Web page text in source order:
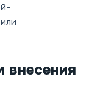
внесения